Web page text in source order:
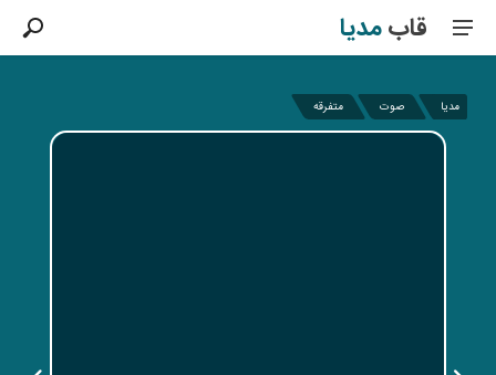
قابمدیا
مدیا صوت متفرقه